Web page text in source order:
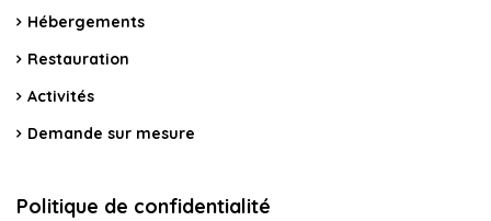
Hébergements
Restauration
Activités
Demande sur mesure
Politique de confidentialité